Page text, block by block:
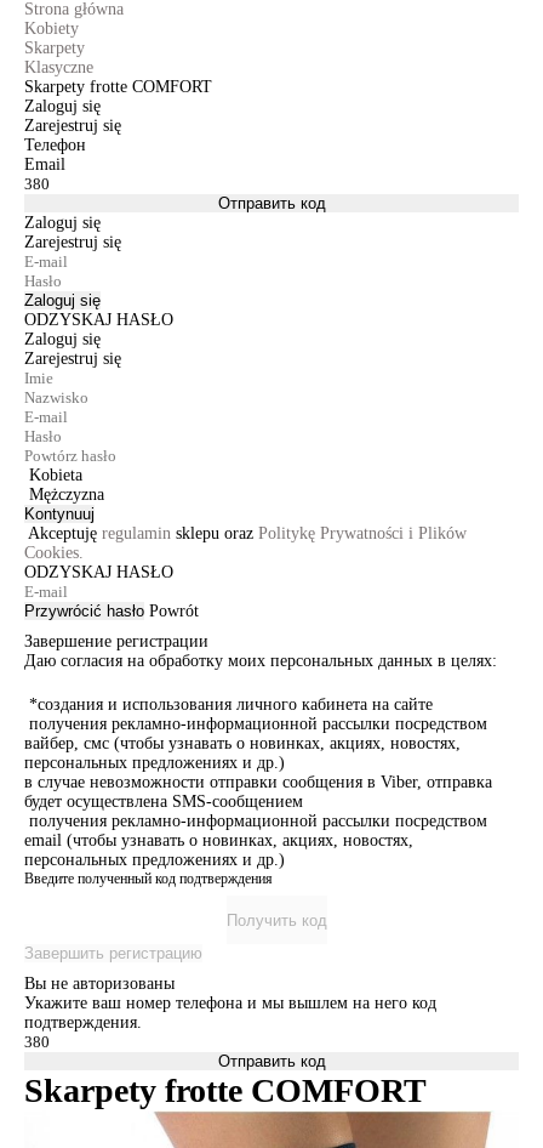
Strona główna
Kobiety
Skarpety
Klasyczne
Skarpety frotte COMFORT
Zaloguj się
Zarejestruj się
Телефон
Email
Отправить код
Zaloguj się
Zarejestruj się
Zaloguj się
ODZYSKAJ HASŁO
Zaloguj się
Zarejestruj się
Kobieta
Mężczyzna
Kontynuuj
Akceptuję regulamin sklepu oraz Politykę Prywatności i Plików
Cookies.
ODZYSKAJ HASŁO
Przywrócić hasło Powrót
Завершение регистрации
Даю согласия на обработку моих персональных данных в целях:
*создания и использования личного кабинета на сайте
получения рекламно-информационной рассылки посредством
вайбер, смс (чтобы узнавать о новинках, акциях, новостях,
персональных предложениях и др.)
в случае невозможности отправки сообщения в Viber, отправка
будет осуществлена SMS-сообщением
получения рекламно-информационной рассылки посредством
email (чтобы узнавать о новинках, акциях, новостях,
персональных предложениях и др.)
Введите полученный код подтверждения
Получить код
Завершить регистрацию
Вы не авторизованы
Укажите ваш номер телефона и мы вышлем на него код
подтверждения.
Отправить код
Skarpety frotte COMFORT